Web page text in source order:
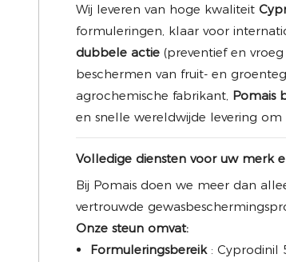
Wij leveren van hoge kwaliteit
formuleringen, klaar voor
dubbele actie (preventief en
beschermen van fruit- en
agrochemische fabrikant, Pomais
en snelle wereldwijde levering om
Volledige diensten voor uw merk
Bij Pomais doen we meer dan
vertrouwde
Onze steun omvat:
Formuleringsbereik : Cyprodinil